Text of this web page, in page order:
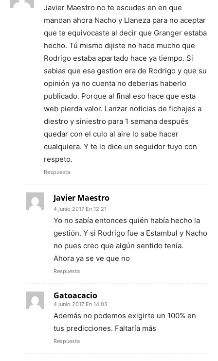
Javier Maestro no te escudes en en que
mandan ahora Nacho y Llaneza para no aceptar
que te equivocaste al decir que Granger estaba
hecho. Tú mismo dijiste no hace mucho que
Rodrigo estaba apartado hace ya tiempo. Si
sabias que esa gestion era de Rodrigo y que su
opinión ya no cuenta no deberias haberlo
publicado. Porque al final eso hace que esta
web pierda valor. Lanzar noticias de fichajes a
diestro y siniestro para 1 semana después
quedar con el culo al aire lo sabe hacer
cualquiera. Y te lo dice un seguidor tuyo con
respeto.
Respuesta
Javier Maestro
4 junio 2017 En 12:21
Yo no sabía entonces quién había hecho la
gestión. Y si Rodrigo fue a Estambul y Nacho
no pues creo que algún sentido tenía.
Ahora ya se ve que no
Respuesta
Gatoacacio
4 junio 2017 En 14:03
Además no podemos exigirte un 100% en
tus predicciones. Faltaría más
Respuesta